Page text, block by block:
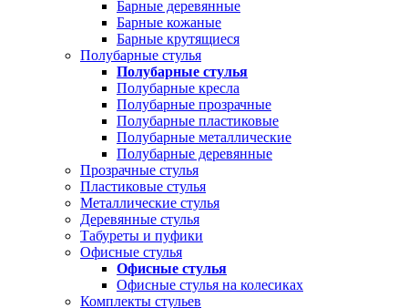
Барные деревянные
Барные кожаные
Барные крутящиеся
Полубарные стулья
Полубарные стулья
Полубарные кресла
Полубарные прозрачные
Полубарные пластиковые
Полубарные металлические
Полубарные деревянные
Прозрачные стулья
Пластиковые стулья
Металлические стулья
Деревянные стулья
Табуреты и пуфики
Офисные стулья
Офисные стулья
Офисные стулья на колесиках
Комплекты стульев